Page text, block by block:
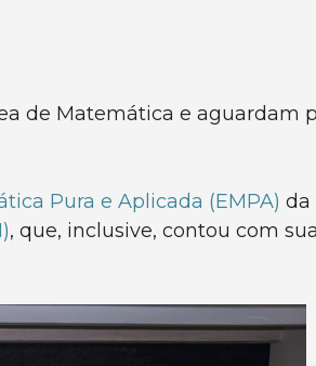
de Matemática e aguardam
Pura e Aplicada (EMPA) da
, que, inclusive, contou com